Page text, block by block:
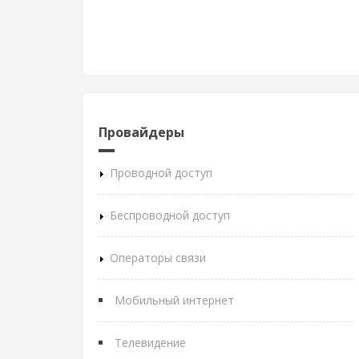
Провайдеры
Проводной доступ
Беспроводной доступ
Операторы связи
Мобильный интернет
Телевидение